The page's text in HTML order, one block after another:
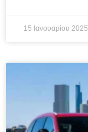
15 Ιανουαρίου 2025